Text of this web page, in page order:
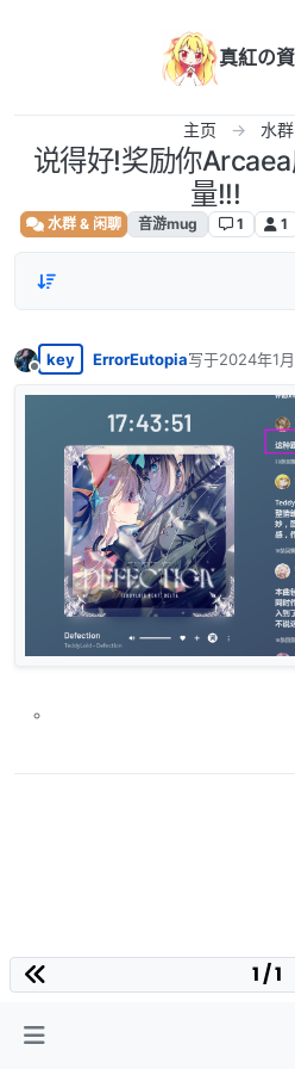
真紅の
主页 水
说得好!奖励你
量!!!
水群 & 闲聊 音游mug 1 1
离线
key ErrorEutopia写于2024年1
最后由 编辑
1 / 1